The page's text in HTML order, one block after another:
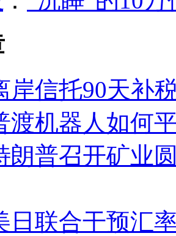
岸信托90天补
渡机器人如何
朗普召开矿业
日联合干预汇